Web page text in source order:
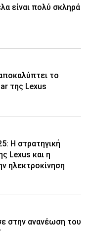
είναι πολύ σκληρά
το
της Lexus
Η στρατηγική
Lexus και η
ηλεκτροκίνηση
στην ανανέωση του